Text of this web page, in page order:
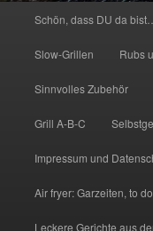
Schön, dass DU da
Slow-Grillen Rubs
Sinnvolles Zubehör
Grill A-B-C
Impressum und
Air fryer: Garzeiten, to
Leckere Gerichte aus